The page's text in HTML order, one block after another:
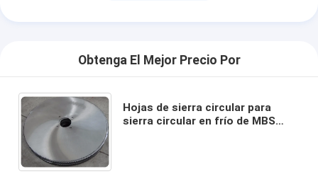
Obtenga El Mejor Precio Por
Hojas de sierra circular para
sierra circular en frío de MBS